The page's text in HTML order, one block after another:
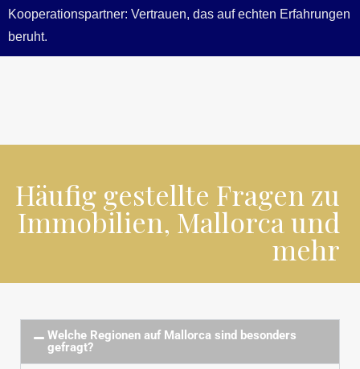
Kooperationspartner: Vertrauen, das auf echten Erfahrungen
beruht.
Häufig gestellte Fragen zu
Immobilien, Mallorca und
mehr
Welche Regionen auf Mallorca sind besonders
gefragt?